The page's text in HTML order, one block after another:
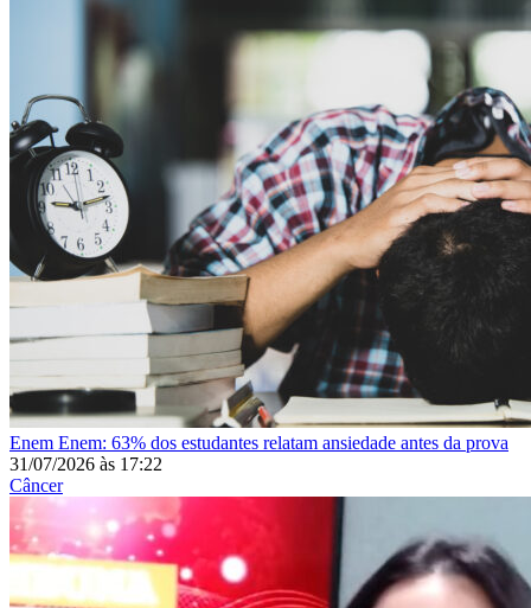
Enem Enem: 63% dos estudantes relatam ansiedade antes da prova
31/07/2026 às 17:22
Câncer